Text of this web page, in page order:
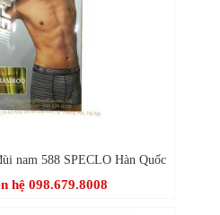
nam 588 SPECLO Hàn Quốc
hệ 098.679.8008